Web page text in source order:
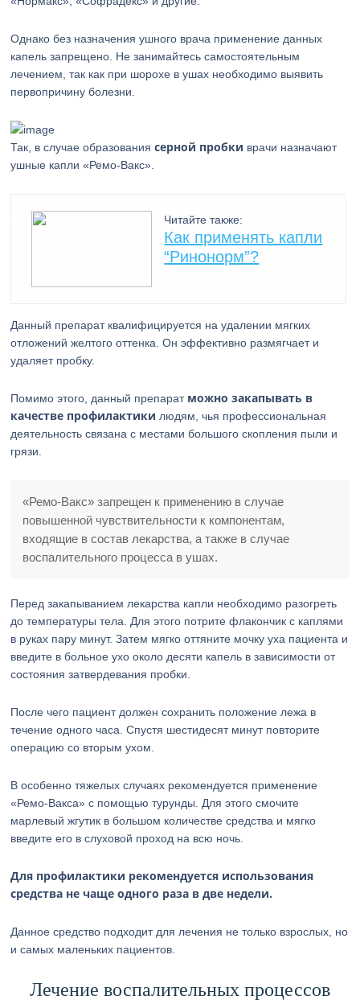
Однако без назначения ушного врача применение данных
капель запрещено. Не занимайтесь самостоятельным
лечением, так как при шорохе в ушах необходимо выявить
первопричину болезни.
Так, в случае образованиясерной пробки врачи назначают
ушные капли «Ремо-Вакс».
Читайте также:
Как применять капли
“Ринонорм”?
Данный препарат квалифицируется на удалении мягких
отложений желтого оттенка. Он эффективно размягчает и
удаляет пробку.
Помимо этого, данный препарат можно закапывать в
качестве профилактики людям, чья профессиональная
деятельность связана с местами большого скопления пыли и
грязи.
«Ремо-Вакс» запрещен к применению в случае
повышенной чувствительности к компонентам,
входящие в состав лекарства, а также в случае
воспалительного процесса в ушах.
Перед закапыванием лекарства капли необходимо разогреть
до температуры тела. Для этого потрите флакончик с каплями
в руках пару минут. Затем мягко оттяните мочку уха пациента и
введите в больное ухо около десяти капель в зависимости от
состояния затвердевания пробки.
После чего пациент должен сохранить положение лежа в
течение одного часа. Спустя шестидесят минут повторите
операцию со вторым ухом.
В особенно тяжелых случаях рекомендуется применение
«Ремо-Вакса» с помощью турунды. Для этого смочите
марлевый жгутик в большом количестве средства и мягко
введите его в слуховой проход на всю ночь.
Для профилактики рекомендуется использования
средства не чаще одного раза в две недели.
Данное средство подходит для лечения не только взрослых, но
и самых маленьких пациентов.
Лечение воспалительных процессов